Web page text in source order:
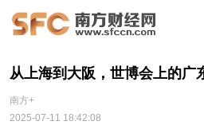
从上海到大阪，世博会上的广
南方+
2025-07-11 18:42:08